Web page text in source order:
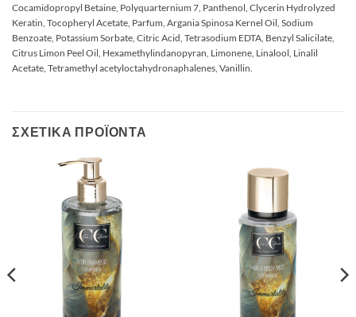
Cocamidopropyl Betaine, Polyquarternium 7, Panthenol, Clycerin Hydrolyzed
Keratin, Tocopheryl Acetate, Parfum, Argania Spinosa Kernel Oil, Sodium
Benzoate, Potassium Sorbate, Citric Acid, Tetrasodium EDTA, Benzyl Salicilate,
Citrus Limon Peel Oil, Hexamethylindanopyran, Limonene, Linalool, Linalil
Acetate, Tetramethyl acetyloctahydronaphalenes, Vanillin.
ΣΧΕΤΙΚΆ ΠΡΟΪΌΝΤΑ